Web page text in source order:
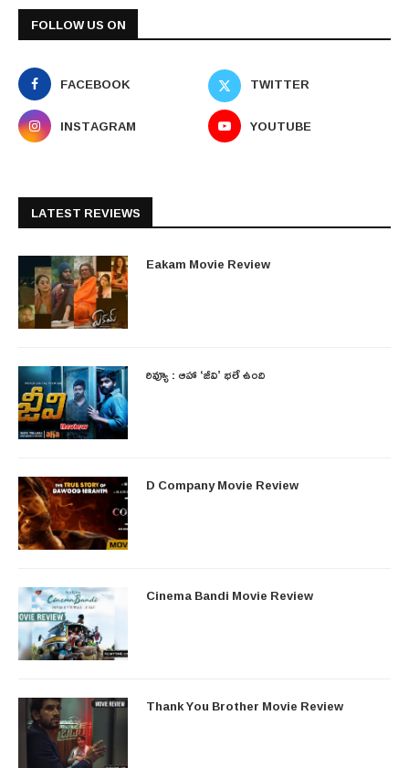
FOLLOW US ON
FACEBOOK
TWITTER
INSTAGRAM
YOUTUBE
LATEST REVIEWS
Eakam Movie Review
రివ్యూ : ఆహా ‘జీవి’ భలే ఉంది
D Company Movie Review
Cinema Bandi Movie Review
Thank You Brother Movie Review